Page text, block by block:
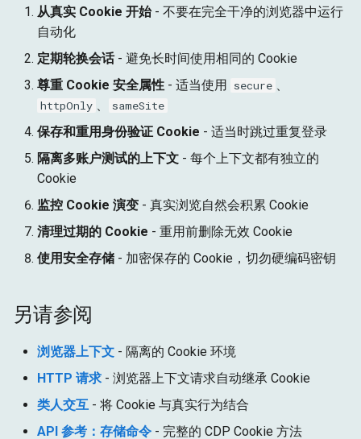
从真实 Cookie 开始- 不要在完全干净的浏览器中运行
自动化
定期轮换会话- 避免长时间使用相同的 Cookie
尊重 Cookie 安全属性 - 适当使用 secure 、
httpOnly 、 sameSite
保存和重用身份验证 Cookie - 适当时跳过重复登录
隔离多账户测试的上下文 - 每个上下文都有独立的
Cookie
监控 Cookie 演变 - 真实浏览自然会积累 Cookie
清理过期的 Cookie - 重用前删除无效 Cookie
使用安全存储 - 加密保存的 Cookie，切勿硬编码密钥
另请参阅
浏览器上下文 - 隔离的 Cookie 环境
HTTP 请求 - 浏览器上下文请求自动继承 Cookie
类人交互 - 将 Cookie 与真实行为结合
API 参考：存储命令 - 完整的 CDP Cookie 方法